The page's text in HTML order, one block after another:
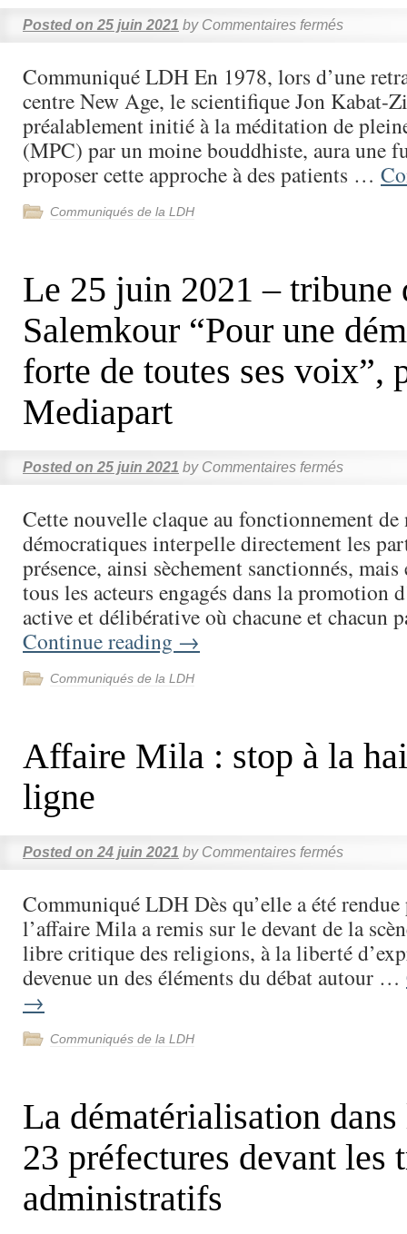
Posted on 25 juin 2021 by Commentaires fermés
Communiqué LDH En 1978, lors d’une
centre New Age, le scientifique Jon Kabat-
préalablement initié à la méditation de
(MPC) par un moine bouddhiste, aura une
proposer cette approche à des patients …
Communiqués de la LDH
Le 25 juin 2021 –
Salemkour “Pour une
forte de toutes ses voix”,
Mediapart
Posted on 25 juin 2021 by Commentaires fermés
Cette nouvelle claque au fonctionnement
démocratiques interpelle directement les
présence, ainsi sèchement sanctionnés,
tous les acteurs engagés dans la promotion
active et délibérative où chacune et
Continue reading →
Communiqués de la LDH
Affaire Mila : stop à la
ligne
Posted on 24 juin 2021 by Commentaires fermés
Communiqué LDH Dès qu’elle a été
l’affaire Mila a remis sur le devant de la
libre critique des religions, à la liberté
devenue un des éléments du débat autour …
→
Communiqués de la LDH
La dématérialisation
23 préfectures devant les
administratifs